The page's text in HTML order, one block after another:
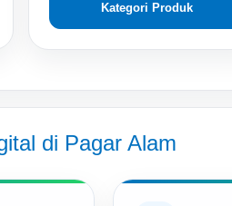
Kategori Produk
di Pagar Alam